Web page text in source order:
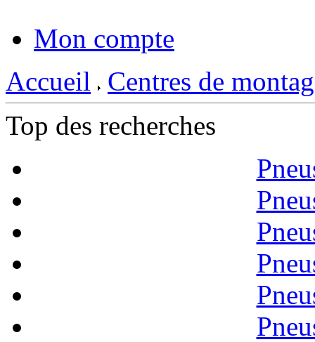
Mon compte
Accueil
Centres de
Top des recherches